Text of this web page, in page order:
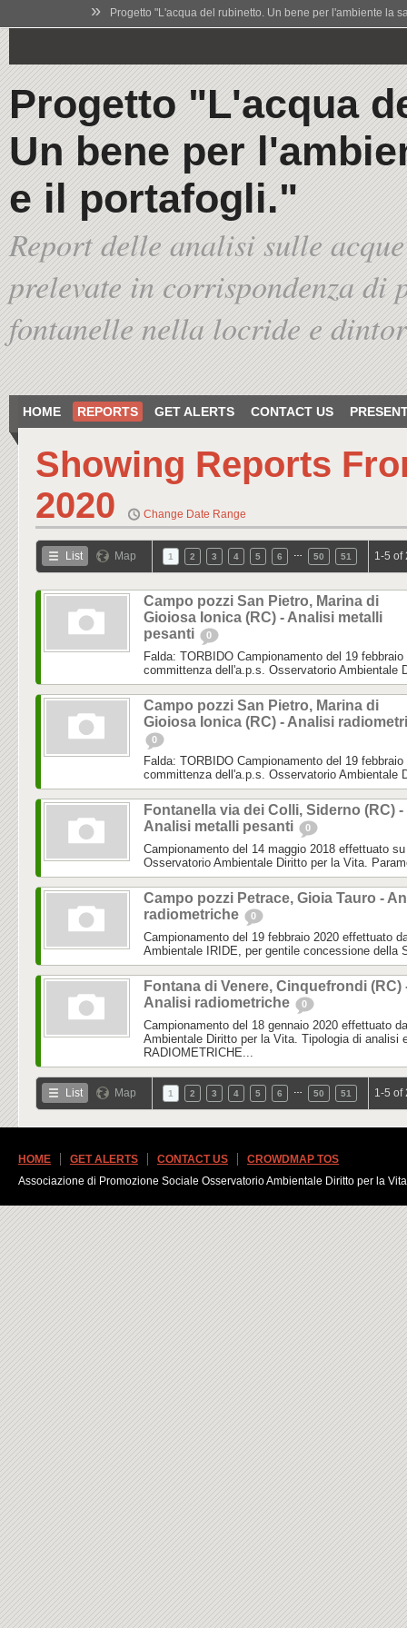
» Progetto "L'acqua del rubinetto. Un bene per l'ambiente la
Progetto "L'acqua
Un bene per
e il portafogli."
Report delle analisi sulle
prelevate in corrispondenza di
fontanelle nella locride e
HOME REPORTS GET ALERTS CONTACT US
Showing Reports
2020
Change Date Range
List Map 1 2 3 4 5 6 50 51 1-5 of
Campo pozzi San Pietro, Marina di
Gioiosa Ionica (RC) - Analisi metalli
pesanti
0
Falda: TORBIDO Campionamento del 19
committenza dell'a.p.s. Osservatorio Ambientale
Campo pozzi San Pietro, Marina di
Gioiosa Ionica (RC) - Analisi
0
Falda: TORBIDO Campionamento del 19
committenza dell'a.p.s. Osservatorio Ambientale
Fontanella via dei Colli, Siderno (RC) -
Analisi metalli pesanti
0
Campionamento del 14 maggio 2018 effettuato
Osservatorio Ambientale Diritto per la Vita.
Campo pozzi Petrace, Gioia Tauro -
radiometriche
0
Campionamento del 19 febbraio 2020 effettuato
Ambientale IRIDE, per gentile concessione della
Fontana di Venere, Cinquefrondi (RC)
Analisi radiometriche
0
Campionamento del 18 gennaio 2020 effettuato
Ambientale Diritto per la Vita. Tipologia di analisi
RADIOMETRICHE...
List Map 1 2 3 4 5 6 50 51 1-5 of
HOME GET ALERTS CONTACT US
CROWDMAP TOS
Associazione di Promozione Sociale Osservatorio Ambientale Diritto per la Vita